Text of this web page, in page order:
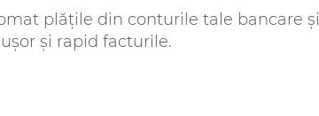
plățile din conturile tale bancare și
și rapid facturile.